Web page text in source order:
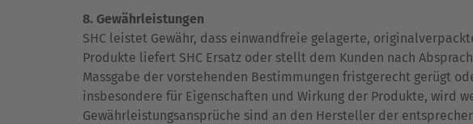
8. Gewährleistungen
SHC leistet Gewähr, dass einwandfreie gelagerte,
Produkte liefert SHC Ersatz oder stellt dem Kunden nach
Massgabe der vorstehenden Bestimmungen fristgerecht gerügt
insbesondere für Eigenschaften und Wirkung der Produkte, wird
Gewährleistungsansprüche sind an den Hersteller der